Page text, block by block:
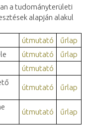
a tudományterületi
alapján alakul
útmutató
űrlap
útmutató
űrlap
útmutató
útmutató űrlap
útmutató űrlap